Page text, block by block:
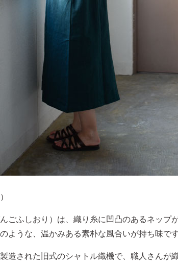
ごふしおり）は、織り糸に凹凸のあるネップ
ような、温かみある素朴な風合いが持ち味です
造された旧式のシャトル織機で、職人さんが